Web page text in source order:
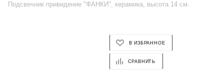
Подсвечник привидение "ФАНКИ", керамика, высота 14 см.
В ИЗБРАННОЕ
СРАВНИТЬ